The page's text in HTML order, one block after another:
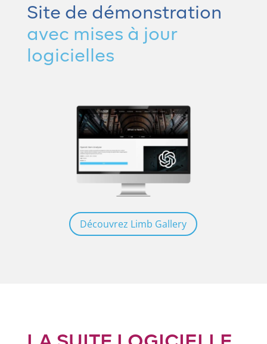
Site de démonstration
avec mises à jour
logicielles
Découvrez Limb Gallery